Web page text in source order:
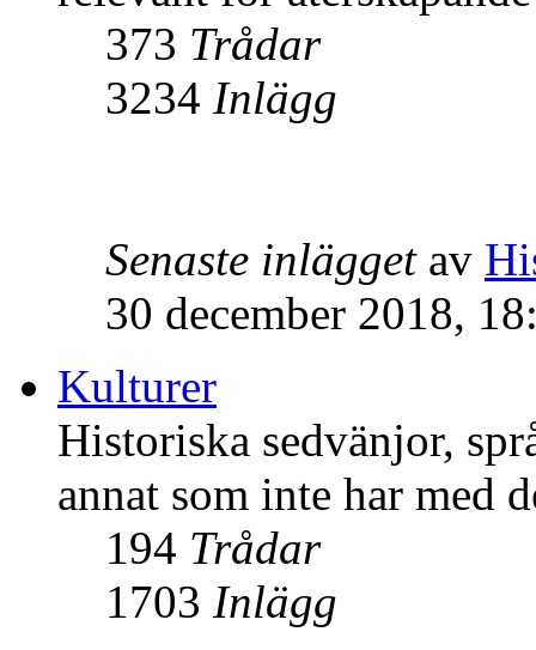
373 Trådar
3234 Inlägg
Senaste inläggetav
30 december 2018,
Kulturer
Historiska sedvänjor,
annat som inte har med
194 Trådar
1703 Inlägg